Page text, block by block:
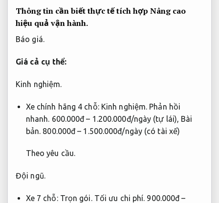
Thông tin cần biết thực tế tích hợp Nâng cao
hiệu quả vận hành.
Báo giá.
Giá cả cụ thể:
Kinh nghiệm.
Xe chính hãng 4 chỗ: Kinh nghiệm. Phản hồi
nhanh. 600.000đ – 1.200.000đ/ngày (tự lái), Bài
bản. 800.000đ – 1.500.000đ/ngày (có tài xế)
Theo yêu cầu.
Đội ngũ.
Xe 7 chỗ: Trọn gói. Tối ưu chi phí. 900.000đ –